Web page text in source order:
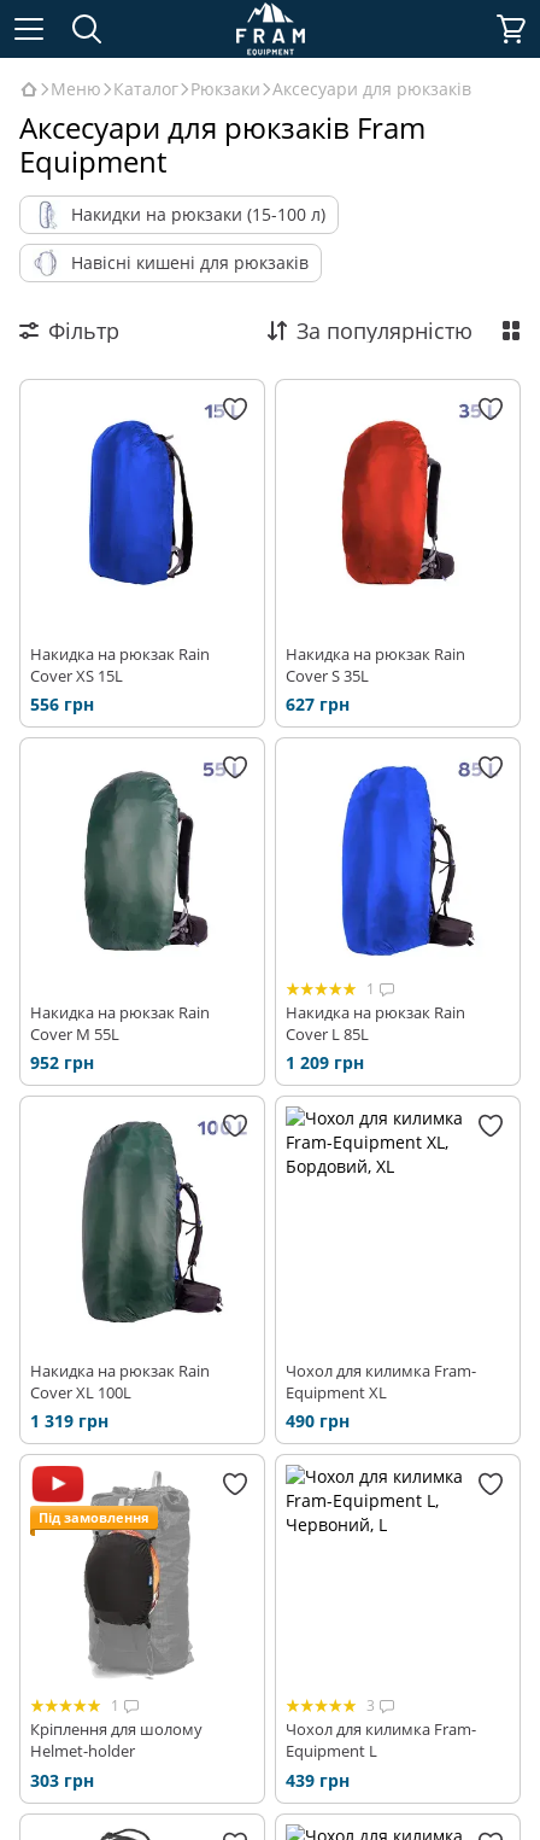
Меню Каталог Рюкзаки Аксесуари для рюкзаків
Аксесуари для рюкзаків Fram
Equipment
Накидки на рюкзаки (15-100 л)
Навісні кишені для рюкзаків
Фільтр За популярністю
Накидка на рюкзак Rain
Cover XS 15L
556 грн
Накидка на рюкзак Rain
Cover S 35L
627 грн
Накидка на рюкзак Rain
Cover M 55L
952 грн
1
Накидка на рюкзак Rain
Cover L 85L
1 209 грн
Накидка на рюкзак Rain
Cover XL 100L
1 319 грн
Чохол для килимка Fram-
Equipment XL
490 грн
Під замовлення
1
Кріплення для шолому
Helmet-holder
303 грн
3
Чохол для килимка Fram-
Equipment L
439 грн